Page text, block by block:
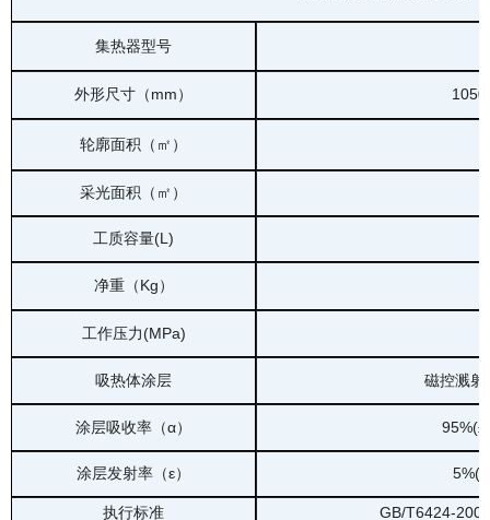
集热器型号
外形尺寸（mm） 1050
轮廓面积（ ㎡ ）
采光面积（ ㎡ ）
工质容量(L)
净重（Kg）
工作压力(MPa)
吸热体涂层 磁控溅射
涂层吸收率（α） 95%(
涂层发射率（ε） 5%(
执行标准 GB/T6424-